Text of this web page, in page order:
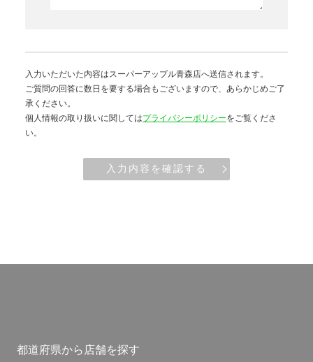
入力いただいた内容はスーパーアップル青森店へ送信されます。
ご質問の回答に数日を要する場合もございますので、あらかじめご了
承ください。
個人情報の取り扱いに関してはプライバシーポリシーをご覧くださ
い。
入力内容を確認する
都道府県から店舗を探す